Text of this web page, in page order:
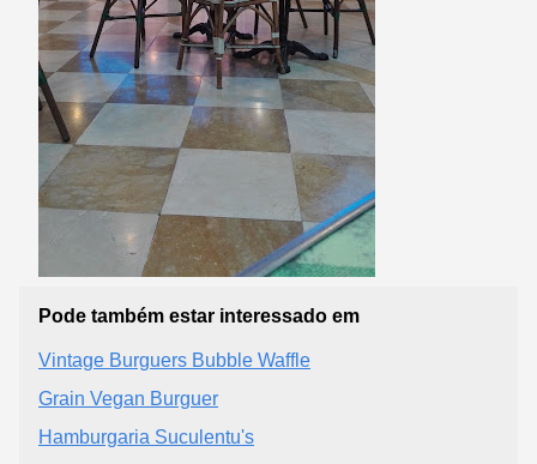
Pode também estar interessado em
Vintage Burguers Bubble Waffle
Grain Vegan Burguer
Hamburgaria Suculentu's